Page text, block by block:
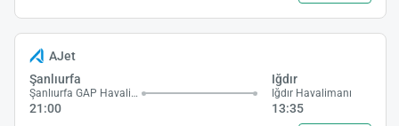
AJet
Şanlıurfa
Şanlıurfa GAP Havalimanı
21:00
Iğdır
Iğdır Havalimanı
13:35